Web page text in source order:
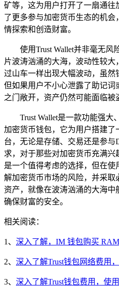
矿等，这为用户打开了一扇通
了更多参与加密货币生态的机
情探索和创造财富。
使用Trust Wallet并非毫无
片波涛汹涌的大海，波动性较
过山车一样出现大幅波动，虽然
但如果用户不小心泄露了助记
之门敞开，资产仍然可能面临被
Trust Wallet是一款功能强
加密货币钱包，它为用户搭建
台，无论是存储、交易还是参与
求，对于那些对加密货币充满兴
是一个值得考虑的选择，但在
解加密货币市场的风险，并采
资产，就像在波涛汹涌的大海
确保财富的安全。
相关阅读：
1、 深入了解，IM 钱包购买
2、 深入了解Trust钱包网络费用
3、 深入了解Trust钱包费用，使